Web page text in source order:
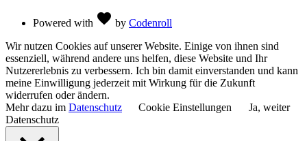
Powered with favorite by Codenroll
Wir nutzen Cookies auf unserer Website. Einige von ihnen sind
essenziell, während andere uns helfen, diese Website und Ihr
Nutzererlebnis zu verbessern. Ich bin damit einverstanden und kann
meine Einwilligung jederzeit mit Wirkung für die Zukunft
widerrufen oder ändern.
Mehr dazu im Datenschutz Cookie Einstellungen
Ja, weiter
Datenschutz